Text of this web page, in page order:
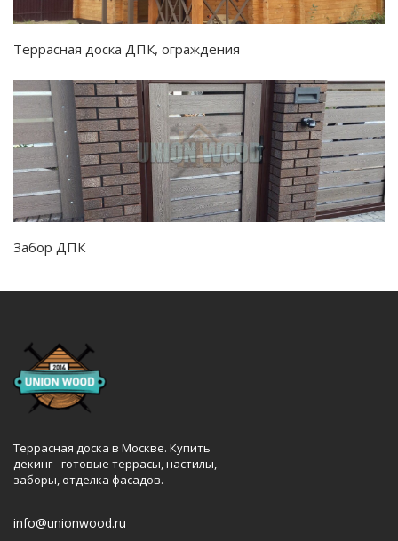
Террасная доска ДПК, ограждения
Забор ДПК
Террасная доска в Москве. Купить
декинг - готовые террасы, настилы,
заборы, отделка фасадов.
info@unionwood.ru